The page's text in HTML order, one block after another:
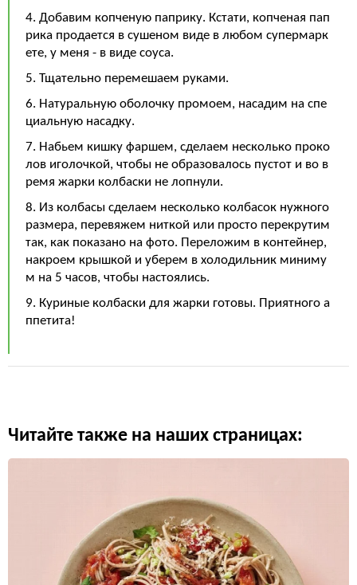
4. Добавим копченую паприку. Кстати, копченая пап
рика продается в сушеном виде в любом супермарк
ете, у меня - в виде соуса.
5. Тщательно перемешаем руками.
6. Натуральную оболочку промоем, насадим на спе
циальную насадку.
7. Набьем кишку фаршем, сделаем несколько проко
лов иголочкой, чтобы не образовалось пустот и во в
ремя жарки колбаски не лопнули.
8. Из колбасы сделаем несколько колбасок нужного
размера, перевяжем ниткой или просто перекрутим
так, как показано на фото. Переложим в контейнер,
накроем крышкой и уберем в холодильник миниму
м на 5 часов, чтобы настоялись.
9. Куриные колбаски для жарки готовы. Приятного а
ппетита!
Читайте также на наших страницах: